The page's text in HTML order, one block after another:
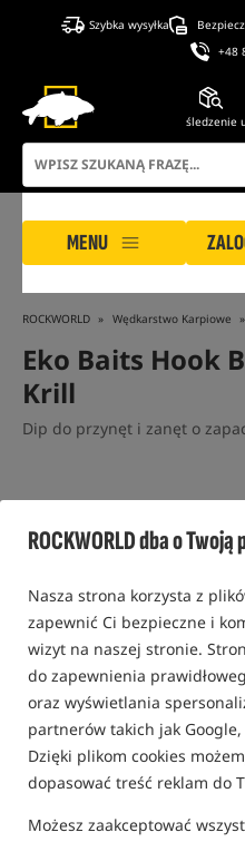
ROCKWORLD dba o
Nasza strona korzysta z
zapewnić Ci bezpieczne i
wizyt na naszej stronie.
do zapewnienia
oraz wyświetlania
partnerów takich jak
Dzięki plikom cookies
dopasować treść reklam do
Możesz zaakceptować
Szybka wysyłka
+48
śledzenie
MENU
ROCKWORLD Wędkarstwo Karpiowe
Eko Baits Hook
Krill
Dip do przynęt i zanęt o